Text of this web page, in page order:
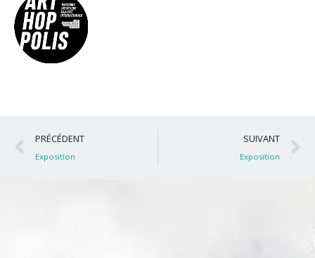
Précédent
PRÉCÉDENT
Exposition
SUIVANT
Exposition